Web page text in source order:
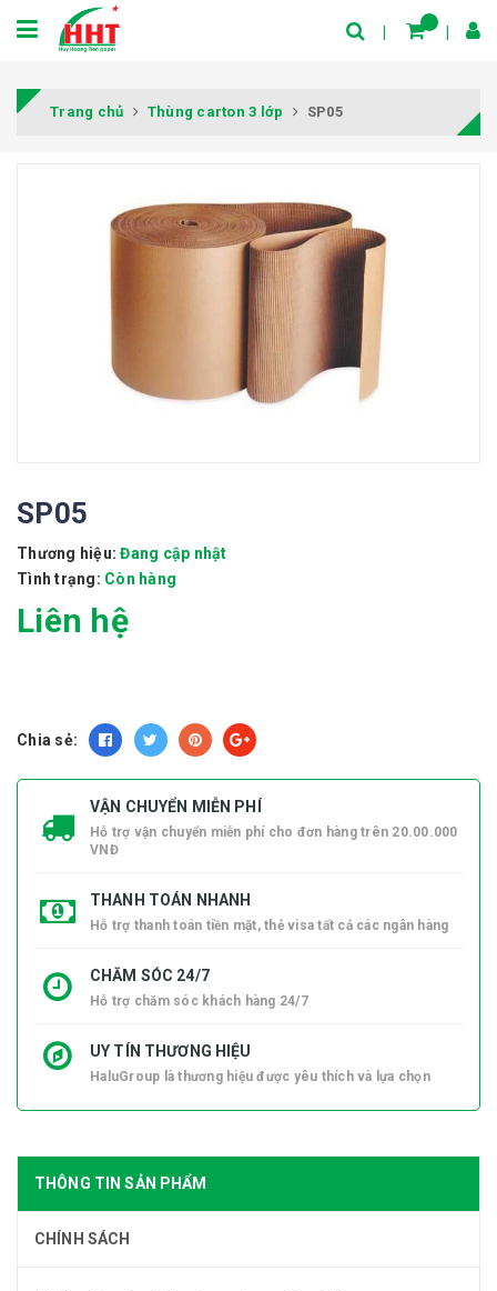
Trang chủ Thùng carton 3 lớp SP05
SP05
Thương hiệu: Đang cập nhật
Tình trạng: Còn hàng
Liên hệ
Chia sẻ:
VẬN CHUYỂN MIỄN PHÍ
Hỗ trợ vận chuyển miễn phí cho đơn hàng trên 20.00.000
VNĐ
THANH TOÁN NHANH
Hỗ trợ thanh toán tiền mặt, thẻ visa tất cả các ngân hàng
CHĂM SÓC 24/7
Hỗ trợ chăm sóc khách hàng 24/7
UY TÍN THƯƠNG HIỆU
HaluGroup là thương hiệu được yêu thích và lựa chọn
THÔNG TIN SẢN PHẨM
CHÍNH SÁCH